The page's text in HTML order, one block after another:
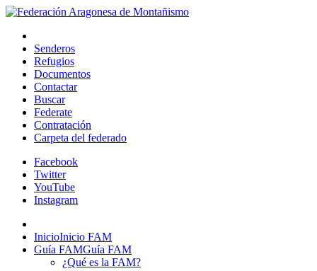
Senderos
Refugios
Documentos
Contactar
Buscar
Federate
Contratación
Carpeta del federado
Facebook
Twitter
YouTube
Instagram
InicioInicio FAM
Guía FAMGuía FAM
¿Qué es la FAM?